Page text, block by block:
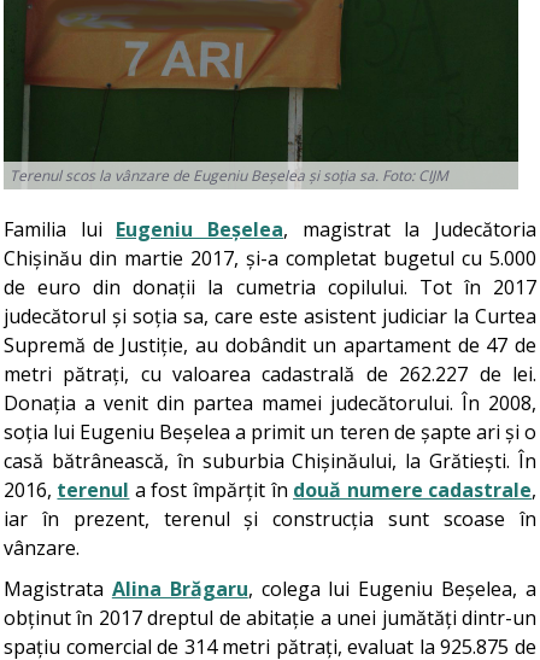
Terenul scos la vânzare de Eugeniu Beșelea și soția sa. Foto: CIJM
Familia lui Eugeniu Beșelea, magistrat la Judecătoria
Chișinău din martie 2017, și-a completat bugetul cu 5.000
de euro din donații la cumetria copilului. Tot în 2017
judecătorul și soția sa, care este asistent judiciar la Curtea
Supremă de Justiție, au dobândit un apartament de 47 de
metri pătrați, cu valoarea cadastrală de 262.227 de lei.
Donația a venit din partea mamei judecătorului. În 2008,
soția lui Eugeniu Beșelea a primit un teren de șapte ari și o
casă bătrânească, în suburbia Chișinăului, la Grătiești. În
2016, terenul a fost împărțit în două numere cadastrale,
iar în prezent, terenul și construcția sunt scoase în
vânzare.
Magistrata Alina Brăgaru, colega lui Eugeniu Beșelea, a
obținut în 2017 dreptul de abitație a unei jumătăți dintr-un
spațiu comercial de 314 metri pătrați, evaluat la 925.875 de